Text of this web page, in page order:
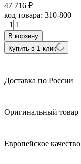
47 716 ₽
код товара: 310-800
1
В корзину
Купить в 1 клик
Доставка по России
Оригинальный товар
Европейское качество